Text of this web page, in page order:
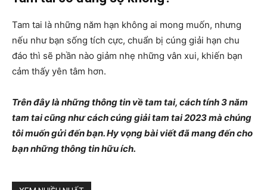
Tam tai là những năm hạn không ai mong muốn, nhưng
nếu như bạn sống tích cực, chuẩn bị cúng giải hạn chu
đáo thì sẽ phần nào giảm nhẹ những vân xui, khiến bạn
cảm thấy yên tâm hơn.
Trên đây là những thông tin về tam tai, cách tính 3 năm
tam tai cũng như cách cúng giải tam tai 2023 mà chúng
tôi muốn gửi đến bạn. Hy vọng bài viết đã mang đến cho
bạn những thông tin hữu ích.